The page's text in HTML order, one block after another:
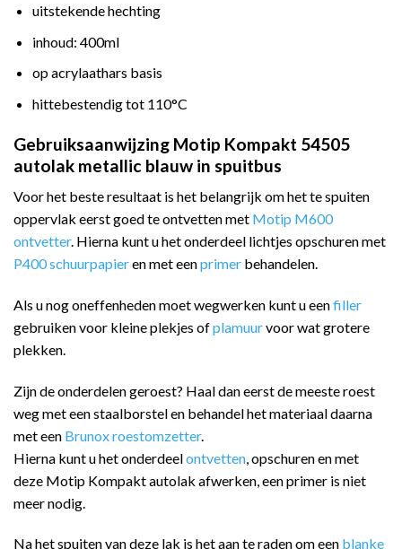
uitstekende hechting
inhoud: 400ml
op acrylaathars basis
hittebestendig tot 110°C
Gebruiksaanwijzing Motip Kompakt 54505
autolak metallic blauw in spuitbus
Voor het beste resultaat is het belangrijk om het te spuiten
oppervlak eerst goed te ontvetten met Motip M600
ontvetter. Hierna kunt u het onderdeel lichtjes opschuren met
P400 schuurpapieren met eenprimer behandelen.
Als u nog oneffenheden moet wegwerken kunt u eenfiller
gebruiken voor kleine plekjes ofplamuurvoor wat grotere
plekken.
Zijn de onderdelen geroest? Haal dan eerst de meeste roest
weg met een staalborstel en behandel het materiaal daarna
met een Brunox roestomzetter.
Hierna kunt u het onderdeelontvetten , opschuren en met
deze Motip Kompakt autolak afwerken, een primer is niet
meer nodig.
Na het spuiten van deze lak is het aan te raden om een blanke